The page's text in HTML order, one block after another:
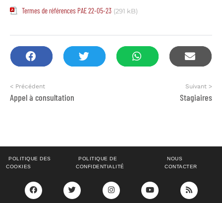
Termes de références PAE 22-05-23 (291 kB)
< Précédent
Appel à consultation
Suivant >
Stagiaires
POLITIQUE DES
COOKIES
POLITIQUE DE
CONFIDENTIALITÉ
NOUS
CONTACTER